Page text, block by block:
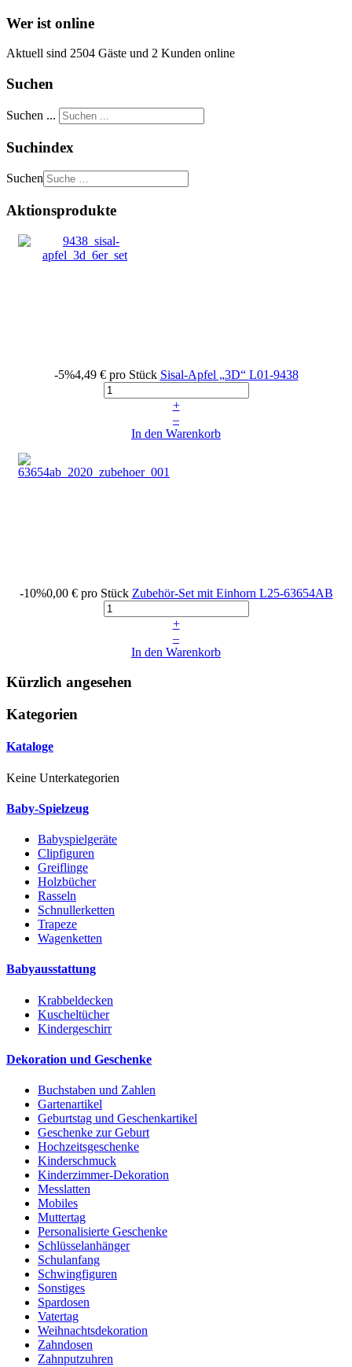
Wer ist online
Aktuell sind 2504 Gäste und 2 Kunden online
Suchen
Suchen ...
Suchindex
Suchen
Aktionsprodukte
-5%4,49 € pro Stück Sisal-Apfel „3D“ L01-9438
+
–
In den Warenkorb
-10%0,00 € pro Stück Zubehör-Set mit Einhorn L25-63654AB
+
–
In den Warenkorb
Kürzlich angesehen
Kategorien
Kataloge
Keine Unterkategorien
Baby-Spielzeug
Babyspielgeräte
Clipfiguren
Greiflinge
Holzbücher
Rasseln
Schnullerketten
Trapeze
Wagenketten
Babyausstattung
Krabbeldecken
Kuscheltücher
Kindergeschirr
Dekoration und Geschenke
Buchstaben und Zahlen
Gartenartikel
Geburtstag und Geschenkartikel
Geschenke zur Geburt
Hochzeitsgeschenke
Kinderschmuck
Kinderzimmer-Dekoration
Messlatten
Mobiles
Muttertag
Personalisierte Geschenke
Schlüsselanhänger
Schulanfang
Schwingfiguren
Sonstiges
Spardosen
Vatertag
Weihnachtsdekoration
Zahndosen
Zahnputzuhren